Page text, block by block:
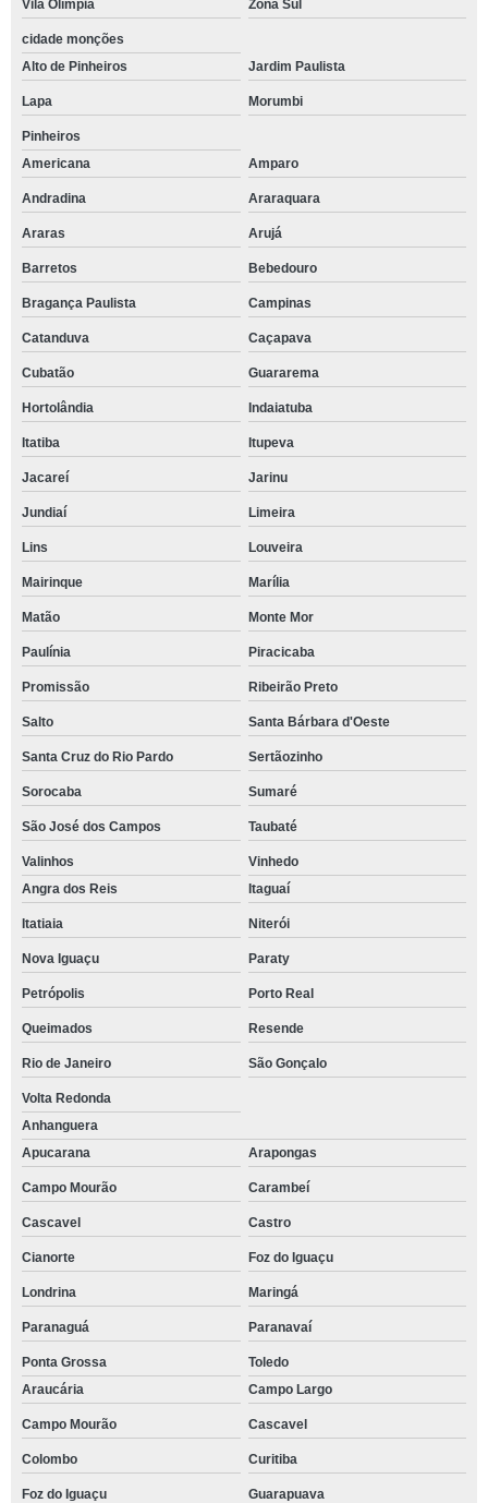
Vila Olímpia Zona Sul
cidade monções
Alto de Pinheiros
Jardim Paulista
Lapa Morumbi
Pinheiros
Americana
Amparo
Andradina Araraquara
Araras Arujá
Barretos Bebedouro
Bragança Paulista Campinas
Catanduva Caçapava
Cubatão Guararema
Hortolândia Indaiatuba
Itatiba Itupeva
Jacareí Jarinu
Jundiaí Limeira
Lins Louveira
Mairinque Marília
Matão Monte Mor
Paulínia Piracicaba
Promissão Ribeirão Preto
Salto Santa Bárbara d'Oeste
Santa Cruz do Rio Pardo Sertãozinho
Sorocaba Sumaré
São José dos Campos Taubaté
Valinhos
Vinhedo
Angra dos Reis
Itaguaí
Itatiaia Niterói
Nova Iguaçu Paraty
Petrópolis Porto Real
Queimados Resende
Rio de Janeiro São Gonçalo
Volta Redonda
Anhanguera
Apucarana
Arapongas
Campo Mourão Carambeí
Cascavel Castro
Cianorte Foz do Iguaçu
Londrina Maringá
Paranaguá Paranavaí
Ponta Grossa
Toledo
Araucária
Campo Largo
Campo Mourão Cascavel
Colombo Curitiba
Foz do Iguaçu Guarapuava